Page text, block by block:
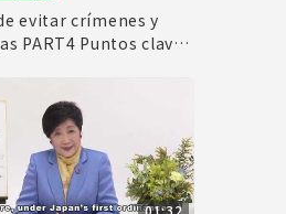
evitar crímenes y
PART4 Puntos clave
01:32